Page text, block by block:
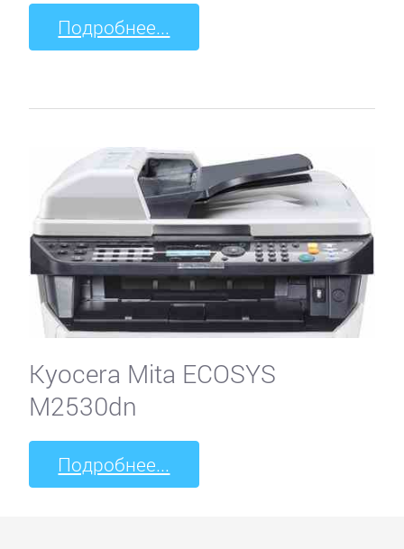
Подробнее...
Kyocera Mita ECOSYS
M2530dn
Подробнее...